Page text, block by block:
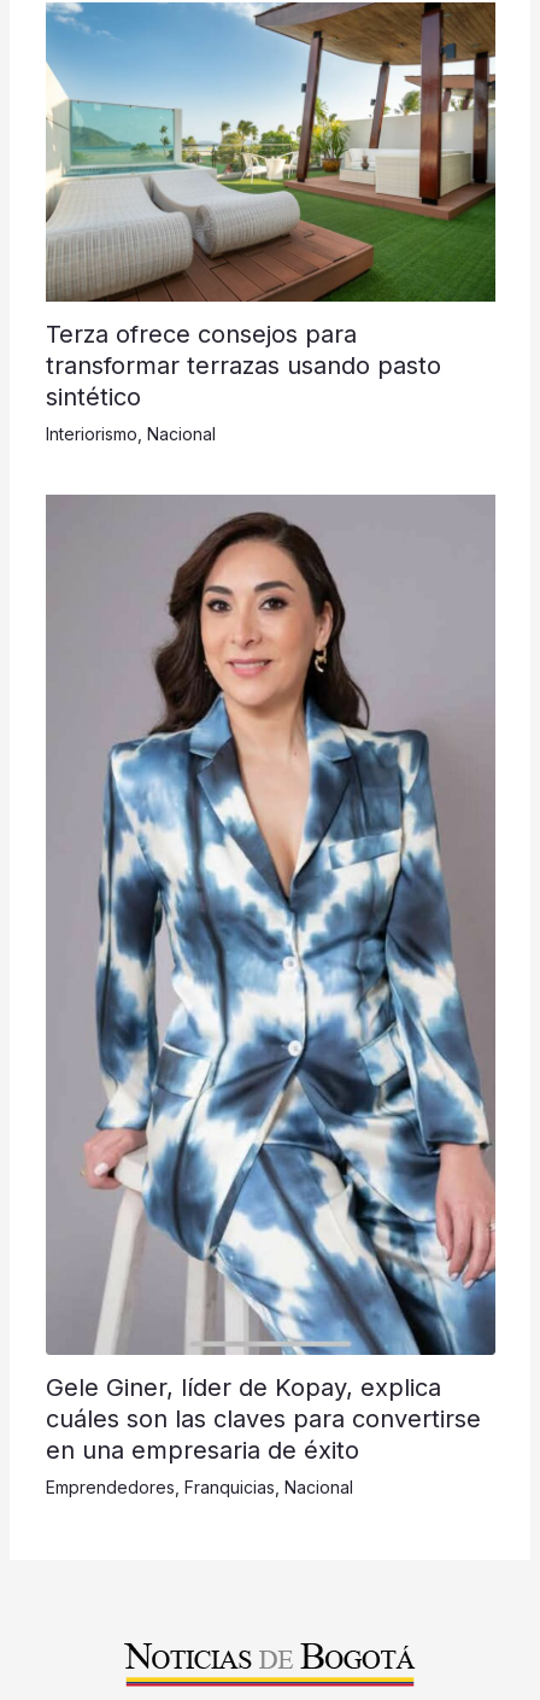
Terza ofrece consejos para
transformar terrazas usando pasto
sintético
Interiorismo Nacional
Gele Giner, líder de Kopay, explica
cuáles son las claves para convertirse
en una empresaria de éxito
Emprendedores Franquicias Nacional